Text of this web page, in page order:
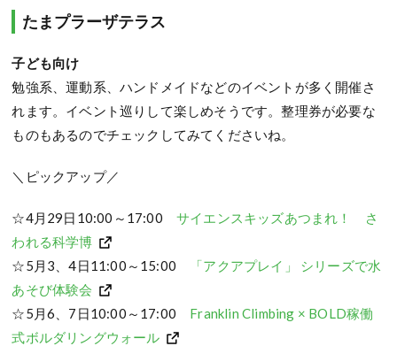
たまプラーザテラス
子ども向け
勉強系、運動系、ハンドメイドなどのイベントが多く開催さ
れます。イベント巡りして楽しめそうです。整理券が必要な
ものもあるのでチェックしてみてくださいね。
＼ピックアップ／
☆4月29日10:00～17:00サイエンスキッズあつまれ！ さ
われる科学博
☆5月3、4日11:00～15:00
「アクアプレイ」 シリーズで水
あそび体験会
☆5月6、7日10:00～17:00 Franklin Climbing × BOLD稼働
式ボルダリングウォール